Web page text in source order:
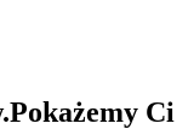
Pokażemy Ci